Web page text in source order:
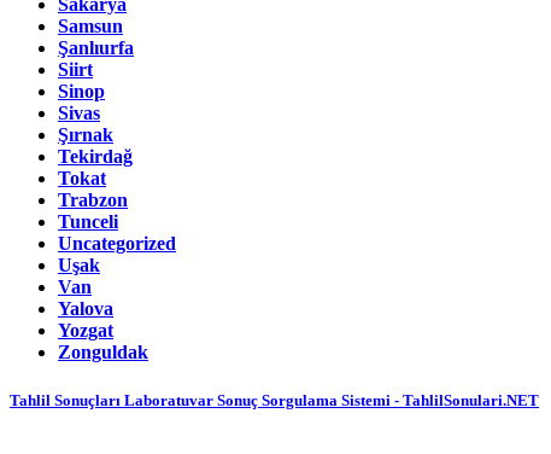
Sakarya
Samsun
Şanlıurfa
Siirt
Sinop
Sivas
Şırnak
Tekirdağ
Tokat
Trabzon
Tunceli
Uncategorized
Uşak
Van
Yalova
Yozgat
Zonguldak
Tahlil Sonuçları Laboratuvar Sonuç Sorgulama Sistemi - TahlilSonulari.NET